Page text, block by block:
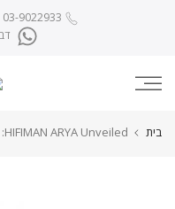
03-9022933
בית HIFIMAN ARYA Unveiled: אוזניות פלנאריות פתוחות